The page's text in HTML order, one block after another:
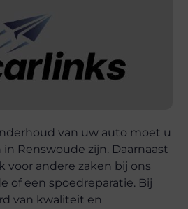
van uw auto moet u
in Renswoude zijn. Daarnaast
voor andere zaken bij ons
of een spoedreparatie. Bij
van kwaliteit en